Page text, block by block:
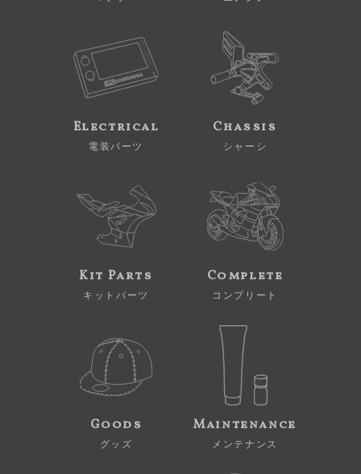
Electrical
電装パーツ
Chassis
シャーシ
Kit Parts
キットパーツ
Complete
コンプリート
Goods
グッズ
Maintenance
メンテナンス